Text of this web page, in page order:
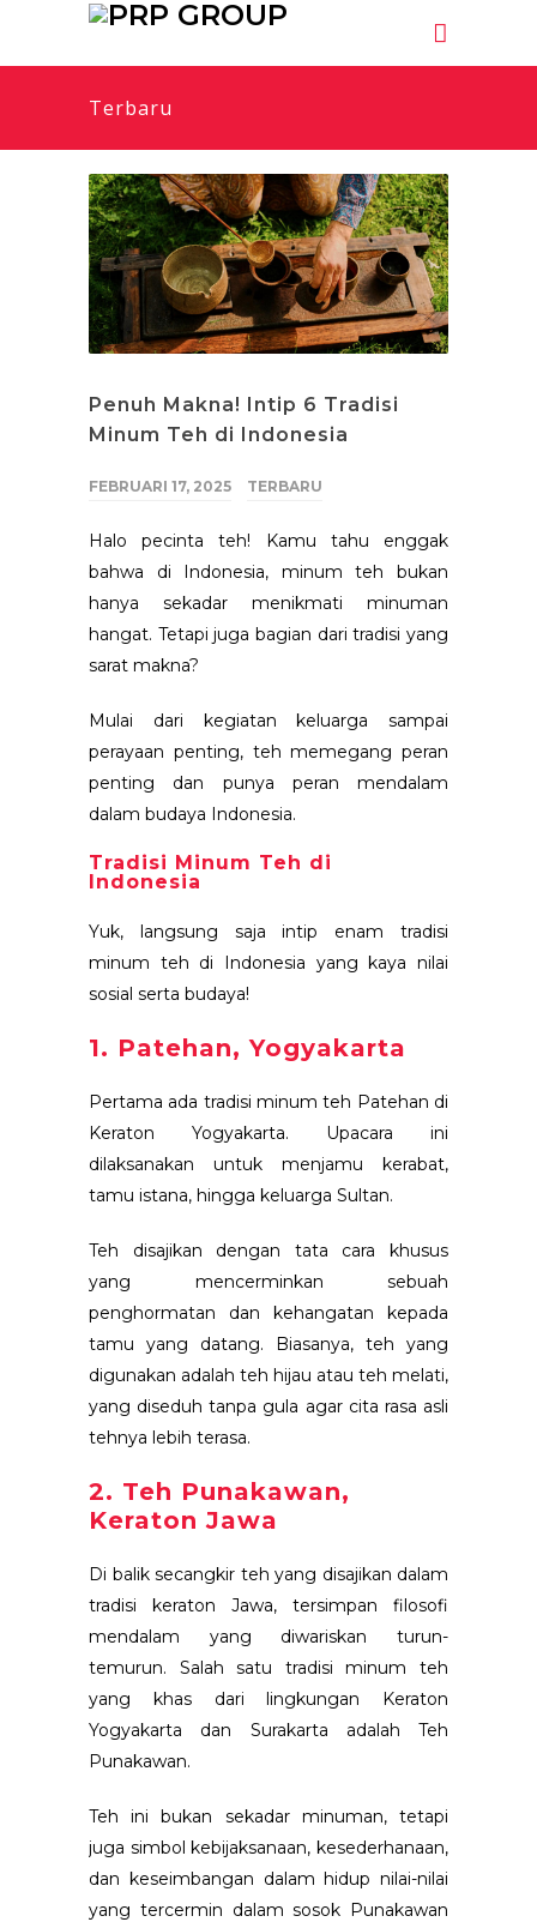
Terbaru
Penuh Makna! Intip 6 Tradisi
Minum Teh di Indonesia
FEBRUARI 17, 2025 TERBARU
Halo pecinta teh! Kamu tahu enggak
bahwa di Indonesia, minum teh bukan
hanya sekadar menikmati minuman
hangat. Tetapi juga bagian dari tradisi yang
sarat makna?
Mulai dari kegiatan keluarga sampai
perayaan penting, teh memegang peran
penting dan punya peran mendalam
dalam budaya Indonesia.
Tradisi Minum Teh di
Indonesia
Yuk, langsung saja intip enam tradisi
minum teh di Indonesia yang kaya nilai
sosial serta budaya!
1. Patehan, Yogyakarta
Pertama ada tradisi minum teh Patehan di
Keraton Yogyakarta. Upacara ini
dilaksanakan untuk menjamu kerabat,
tamu istana, hingga keluarga Sultan.
Teh disajikan dengan tata cara khusus
yang mencerminkan sebuah
penghormatan dan kehangatan kepada
tamu yang datang. Biasanya, teh yang
digunakan adalah teh hijau atau teh melati,
yang diseduh tanpa gula agar cita rasa asli
tehnya lebih terasa.
2. Teh Punakawan,
Keraton Jawa
Di balik secangkir teh yang disajikan dalam
tradisi keraton Jawa, tersimpan filosofi
mendalam yang diwariskan turun-
temurun. Salah satu tradisi minum teh
yang khas dari lingkungan Keraton
Yogyakarta dan Surakarta adalah Teh
Punakawan.
Teh ini bukan sekadar minuman, tetapi
juga simbol kebijaksanaan, kesederhanaan,
dan keseimbangan dalam hidup nilai-nilai
yang tercermin dalam sosok Punakawan